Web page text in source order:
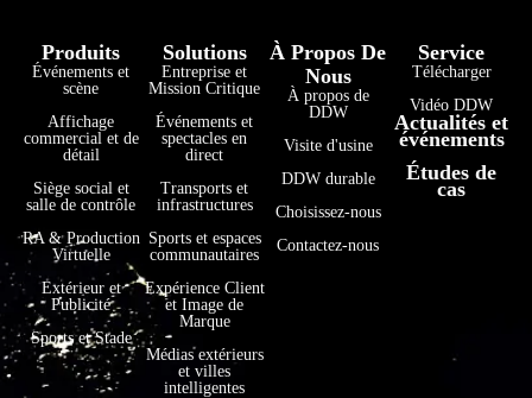
Produits
Événements et
scène
Affichage
commercial et de
détail
Siège social et
salle de contrôle
RA & Production
Virtuelle
Extérieur et
Publicité
Sports et Stade
Solutions
Entreprise et
Mission Critique
Événements et
spectacles en
direct
Transports et
infrastructures
Sports et espaces
communautaires
Expérience Client
et Image de
Marque
Médias extérieurs
et villes
intelligentes
À Propos De
Nous
À propos de
DDW
Visite d'usine
DDW durable
Choisissez-nous
Contactez-nous
Service
Télécharger
Vidéo DDW
Actualités et
événements
Études de
cas